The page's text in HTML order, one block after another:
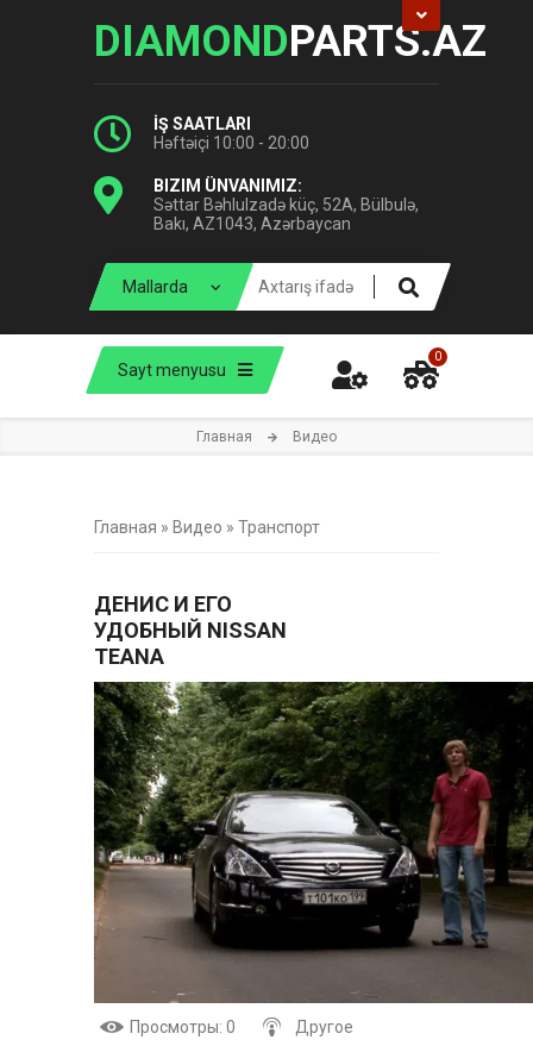
DIAMONDPARTS.AZ
İŞ SAATLARI
Həftəiçi 10:00 - 20:00
BIZIM ÜNVANIMIZ:
Səttar Bəhlulzadə küç, 52A, Bülbulə,
Bakı, AZ1043, Azərbaycan
Sayt menyusu
0
Главная Видео
Главная » Видео » Транспорт
ДЕНИС И ЕГО
УДОБНЫЙ NISSAN
TEANA
Просмотры: 0 Другое